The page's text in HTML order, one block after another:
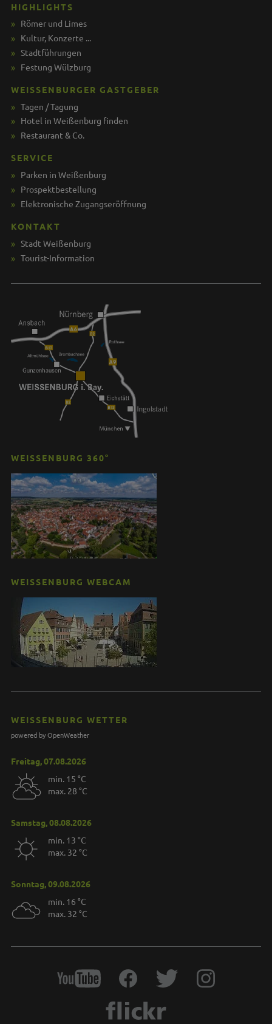
HIGHLIGHTS
Römer und Limes
Kultur, Konzerte ...
Stadtführungen
Festung Wülzburg
WEISSENBURGER GASTGEBER
Tagen / Tagung
Hotel in Weißenburg finden
Restaurant & Co.
SERVICE
Parken in Weißenburg
Prospektbestellung
Elektronische Zugangseröffnung
KONTAKT
Stadt Weißenburg
Tourist-Information
WEISSENBURG 360°
WEISSENBURG WEBCAM
WEISSENBURG WETTER
powered by OpenWeather
Freitag, 07.08.2026
min. 15 °C
max. 28 °C
Samstag, 08.08.2026
min. 13 °C
max. 32 °C
Sonntag, 09.08.2026
min. 16 °C
max. 32 °C